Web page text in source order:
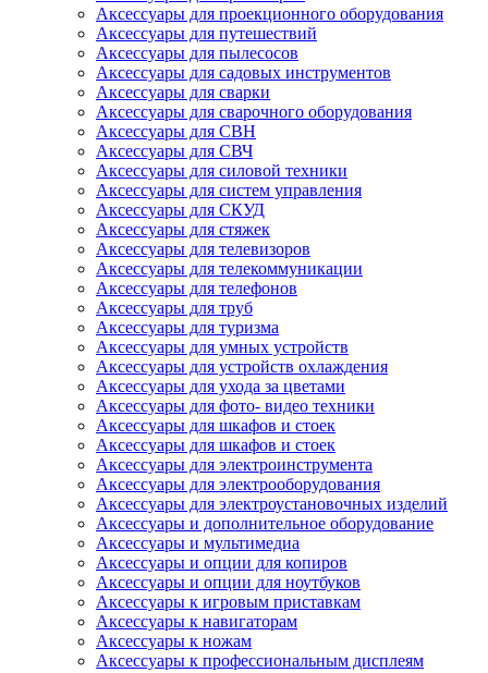
Аксессуары для проекционного оборудования
Аксессуары для путешествий
Аксессуары для пылесосов
Аксессуары для садовых инструментов
Аксессуары для сварки
Аксессуары для сварочного оборудования
Аксессуары для СВН
Аксессуары для СВЧ
Аксессуары для силовой техники
Аксессуары для систем управления
Аксессуары для СКУД
Аксессуары для стяжек
Аксессуары для телевизоров
Аксессуары для телекоммуникации
Аксессуары для телефонов
Аксессуары для труб
Аксессуары для туризма
Аксессуары для умных устройств
Аксессуары для устройств охлаждения
Аксессуары для ухода за цветами
Аксессуары для фото- видео техники
Аксессуары для шкафов и стоек
Аксессуары для шкафов и стоек
Аксессуары для электроинструмента
Аксессуары для электрооборудования
Аксессуары для электроустановочных изделий
Аксессуары и дополнительное оборудование
Аксессуары и мультимедиа
Аксессуары и опции для копиров
Аксессуары и опции для ноутбуков
Аксессуары к игровым приставкам
Аксессуары к навигаторам
Аксессуары к ножам
Аксессуары к профессиональным дисплеям